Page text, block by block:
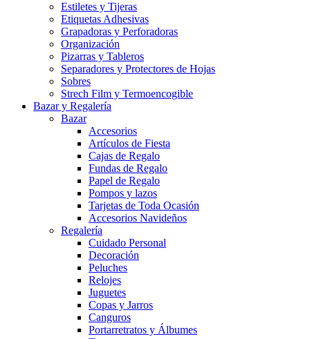
Estiletes y Tijeras
Etiquetas Adhesivas
Grapadoras y Perforadoras
Organización
Pizarras y Tableros
Separadores y Protectores de Hojas
Sobres
Strech Film y Termoencogible
Bazar y Regalería
Bazar
Accesorios
Artículos de Fiesta
Cajas de Regalo
Fundas de Regalo
Papel de Regalo
Pompos y lazos
Tarjetas de Toda Ocasión
Accesorios Navideños
Regalería
Cuidado Personal
Decoración
Peluches
Relojes
Juguetes
Copas y Jarros
Canguros
Portarretratos y Álbumes